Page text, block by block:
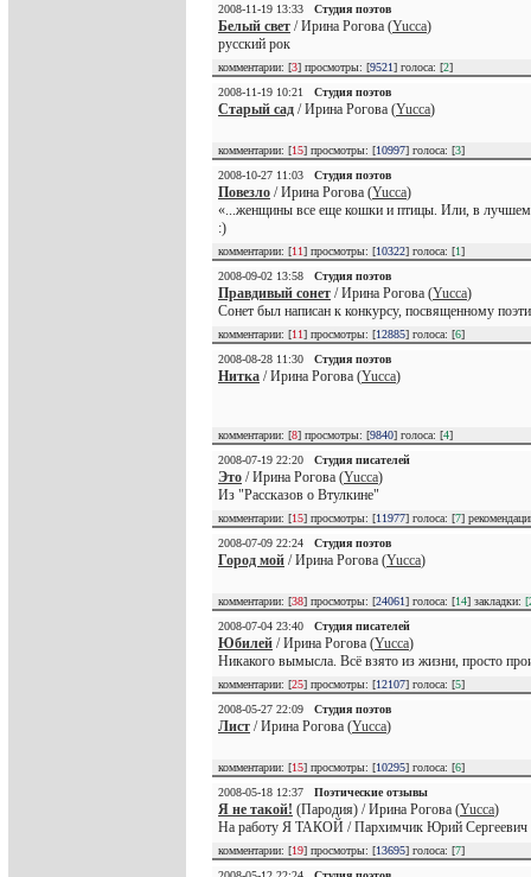
2008-11-19 13:33
Студия поэтов
Белый свет / Ирина Рогова (Yucca)
русский рок
комментарии: [3] просмотры: [9521] голоса: [2]
2008-11-19 10:21
Студия поэтов
Старый сад / Ирина Рогова (Yucca)
комментарии: [15] просмотры: [10997] голоса: [3]
2008-10-27 11:03
Студия поэтов
Повезло / Ирина Рогова (Yucca)
«...женщины все еще кошки и птицы. Или, в лучшем
:)
комментарии: [11] просмотры: [10322] голоса: [1]
2008-09-02 13:58
Студия поэтов
Правдивый сонет / Ирина Рогова (Yucca)
Сонет был написан к конкурсу, посвященному
комментарии: [11] просмотры: [12885] голоса: [6]
2008-08-28 11:30
Студия поэтов
Нитка / Ирина Рогова (Yucca)
комментарии: [8] просмотры: [9840] голоса: [4]
2008-07-19 22:20
Студия писателей
Это / Ирина Рогова (Yucca)
Из "Рассказов о Втулкине"
комментарии: [15] просмотры: [11977] голоса: [7]
2008-07-09 22:24
Студия поэтов
Город мой / Ирина Рогова (Yucca)
комментарии: [38] просмотры: [24061] голоса: [14] закладки:
2008-07-04 23:40
Студия писателей
Юбилей / Ирина Рогова (Yucca)
Никакого вымысла. Всё взято из жизни, просто
комментарии: [25] просмотры: [12107] голоса: [5]
2008-05-27 22:09
Студия поэтов
Лист / Ирина Рогова (Yucca)
комментарии: [15] просмотры: [10295] голоса: [6]
2008-05-18 12:37
Поэтические отзывы
Я не такой! (Пародия) / Ирина Рогова (Yucca)
На работу Я ТАКОЙ / Пархимчик Юрий Сергеевич
комментарии: [19] просмотры: [13695] голоса: [7]